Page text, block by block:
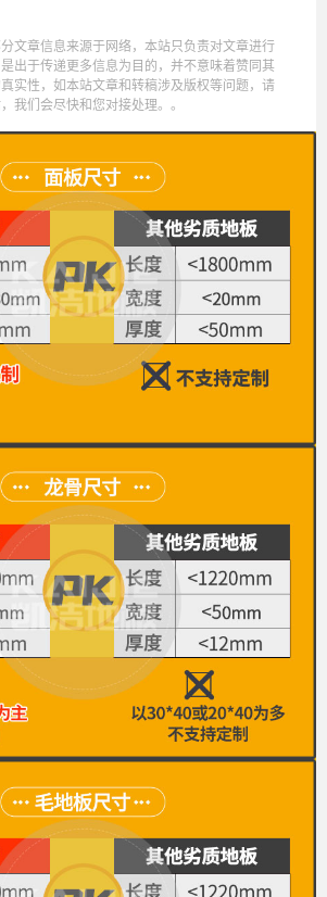
文章信息来源于网络，本站只负责对文章进行
出于传递更多信息为目的，并不意味着赞同其
实性，如本站文章和转稿涉及版权等问题，请
我们会尽快和您对接处理。。